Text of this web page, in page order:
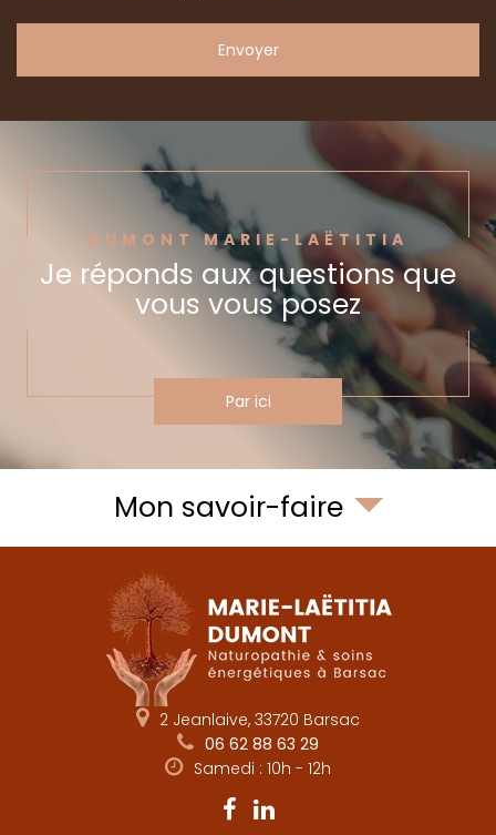
DUMONT MARIE-LAËTITIA
Je réponds aux questionsque
vous vous posez
Par ici
Mon savoir-faire
2 Jeanlaive, 33720 Barsac
06 62 88 63 29
Samedi : 10h - 12h